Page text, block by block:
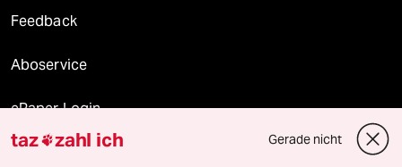
Feedback
Aboservice
ePaper Login
Downloads für Abonnierende
taz zahl ich Gerade nicht